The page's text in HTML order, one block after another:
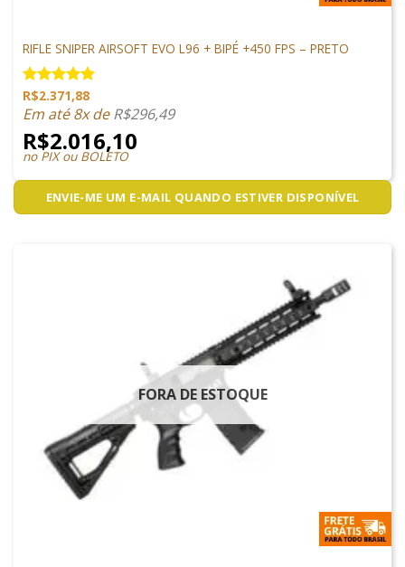
RIFLE SNIPER AIRSOFT EVO L96 + BIPÉ +450 FPS – PRETO
Avaliação
5.00 de 5
R$2.371,88
Em até 8x deR$296,49
R$2.016,10
no PIX ou BOLETO
ENVIE-ME UM E-MAIL QUANDO ESTIVER DISPONÍVEL
FORA DE ESTOQUE